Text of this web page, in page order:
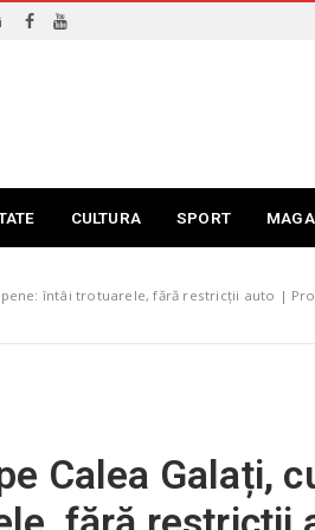
CULTURA SPORT
întâi trotuarele, fără restricții auto |
Calea Galați,